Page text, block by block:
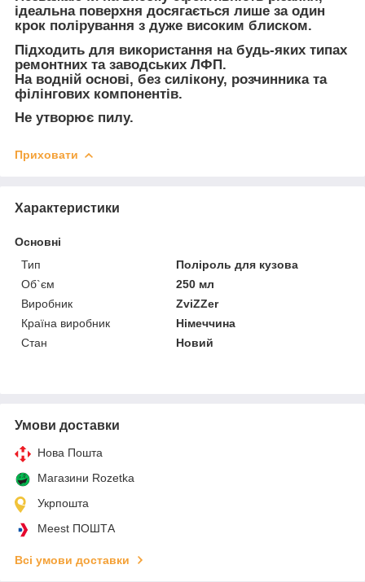
ідеальна поверхня досягається лише за один
крок полірування з дуже високим блиском.
Підходить для використання на будь-яких типах
ремонтних та заводських ЛФП.
На водній основі, без силікону, розчинника та
філінгових компонентів.
Не утворює пилу.
Приховати
Характеристики
Основні
Тип
Поліроль для кузова
Об`єм
250 мл
Виробник
ZviZZer
Країна виробник
Німеччина
Стан
Новий
Умови доставки
Нова Пошта
Магазини Rozetka
Укрпошта
Meest ПОШТА
Всі умови доставки